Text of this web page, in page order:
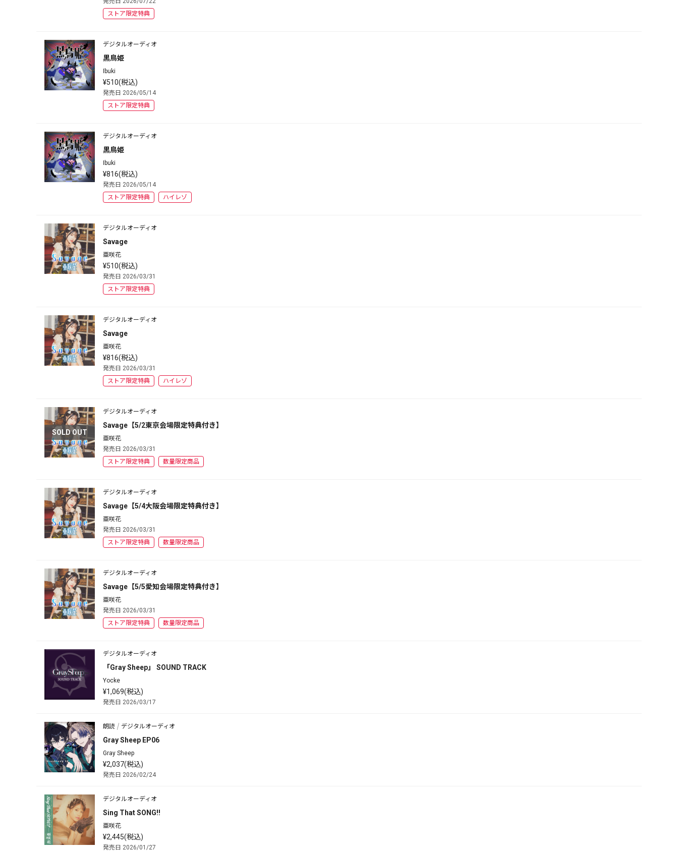
ストア限定特典
デジタルオーディオ
黒鳥姫
Ibuki
¥510(税込)
発売日 2026/05/14
ストア限定特典
デジタルオーディオ
黒鳥姫
Ibuki
¥816(税込)
発売日 2026/05/14
ストア限定特典
ハイレゾ
デジタルオーディオ
Savage
亜咲花
¥510(税込)
発売日 2026/03/31
ストア限定特典
デジタルオーディオ
Savage
亜咲花
¥816(税込)
発売日 2026/03/31
ストア限定特典
ハイレゾ
SOLD OUT
デジタルオーディオ
Savage【5/2東京会場限定特典付き】
亜咲花
発売日 2026/03/31
ストア限定特典
数量限定商品
デジタルオーディオ
Savage【5/4大阪会場限定特典付き】
亜咲花
発売日 2026/03/31
ストア限定特典
数量限定商品
デジタルオーディオ
Savage【5/5愛知会場限定特典付き】
亜咲花
発売日 2026/03/31
ストア限定特典
数量限定商品
デジタルオーディオ
「Gray Sheep」 SOUND TRACK
Yocke
¥1,069(税込)
発売日 2026/03/17
朗読 デジタルオーディオ
Gray Sheep EP06
Gray Sheep
¥2,037(税込)
発売日 2026/02/24
デジタルオーディオ
Sing That SONG!!
亜咲花
¥2,445(税込)
発売日 2026/01/27